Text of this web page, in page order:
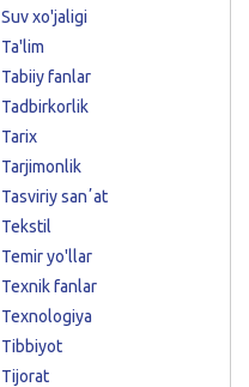
Suv xo'jaligi
Ta'lim
Tabiiy fanlar
Tadbirkorlik
Tarix
Tarjimonlik
Tasviriy sanʼat
Tekstil
Temir yo'llar
Texnik fanlar
Texnologiya
Tibbiyot
Tijorat